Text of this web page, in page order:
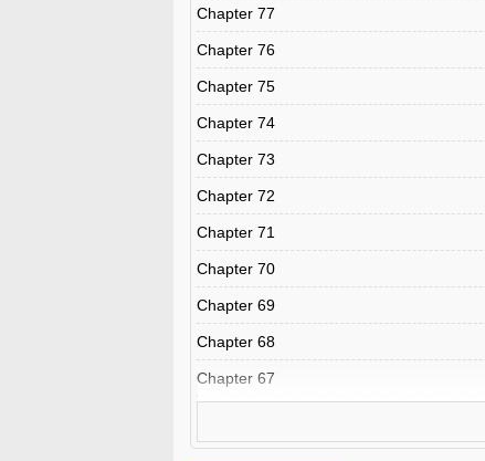
Chapter 77
Chapter 76
Chapter 75
Chapter 74
Chapter 73
Chapter 72
Chapter 71
Chapter 70
Chapter 69
Chapter 68
Chapter 67
Chapter 65